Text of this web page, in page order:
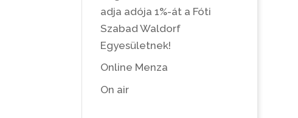
adja adója 1%-át a Fóti
Szabad Waldorf
Egyesületnek!
Online Menza
On air